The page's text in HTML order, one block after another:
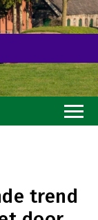
trend